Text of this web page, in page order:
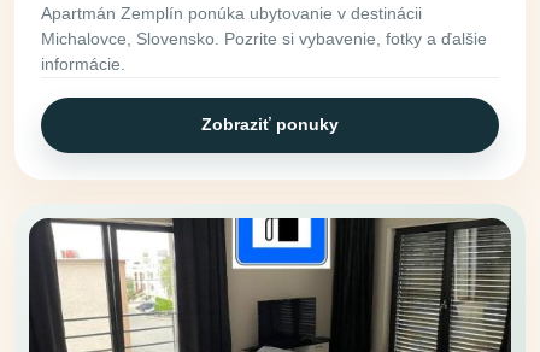
Apartmán Zemplín ponúka ubytovanie v destinácii
Michalovce, Slovensko. Pozrite si vybavenie, fotky a ďalšie
informácie.
Zobraziť ponuky